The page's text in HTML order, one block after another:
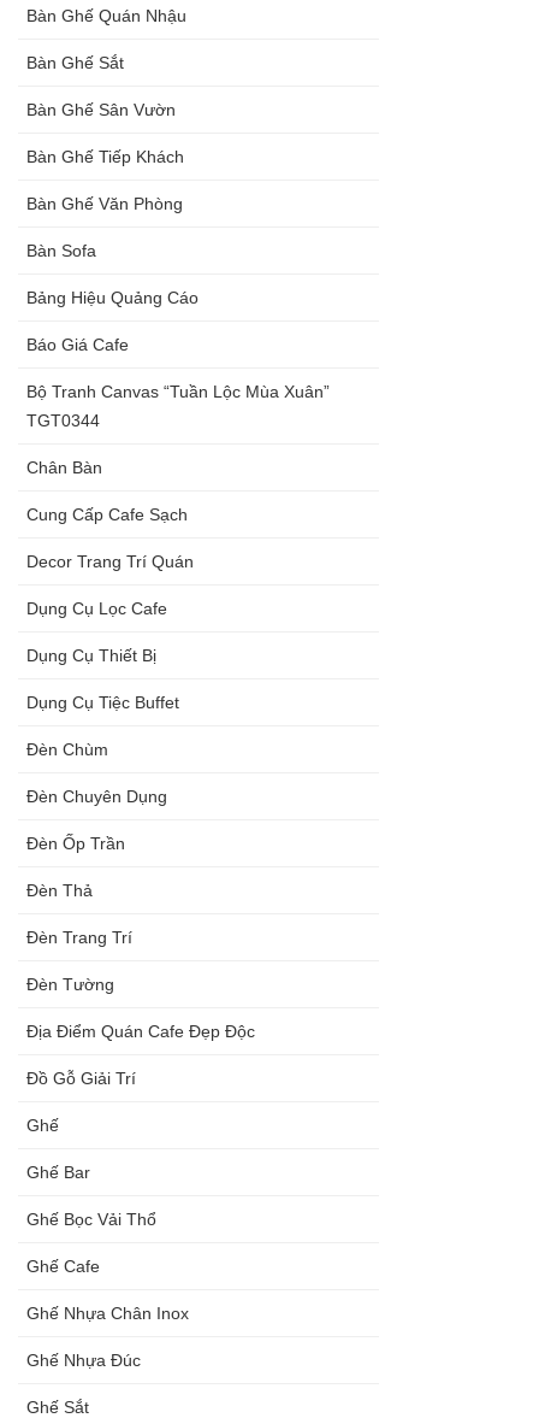
Bàn Ghế Quán Nhậu
Bàn Ghế Sắt
Bàn Ghế Sân Vườn
Bàn Ghế Tiếp Khách
Bàn Ghế Văn Phòng
Bàn Sofa
Bảng Hiệu Quảng Cáo
Báo Giá Cafe
Bộ Tranh Canvas “Tuần Lộc Mùa Xuân”
TGT0344
Chân Bàn
Cung Cấp Cafe Sạch
Decor Trang Trí Quán
Dụng Cụ Lọc Cafe
Dụng Cụ Thiết Bị
Dụng Cụ Tiệc Buffet
Đèn Chùm
Đèn Chuyên Dụng
Đèn Ốp Trần
Đèn Thả
Đèn Trang Trí
Đèn Tường
Địa Điểm Quán Cafe Đẹp Độc
Đồ Gỗ Giải Trí
Ghế
Ghế Bar
Ghế Bọc Vải Thổ
Ghế Cafe
Ghế Nhựa Chân Inox
Ghế Nhựa Đúc
Ghế Sắt